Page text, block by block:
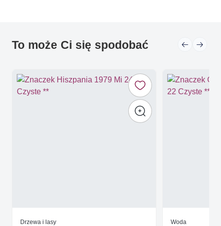
To może Ci się spodobać
Drzewa i lasy Woda